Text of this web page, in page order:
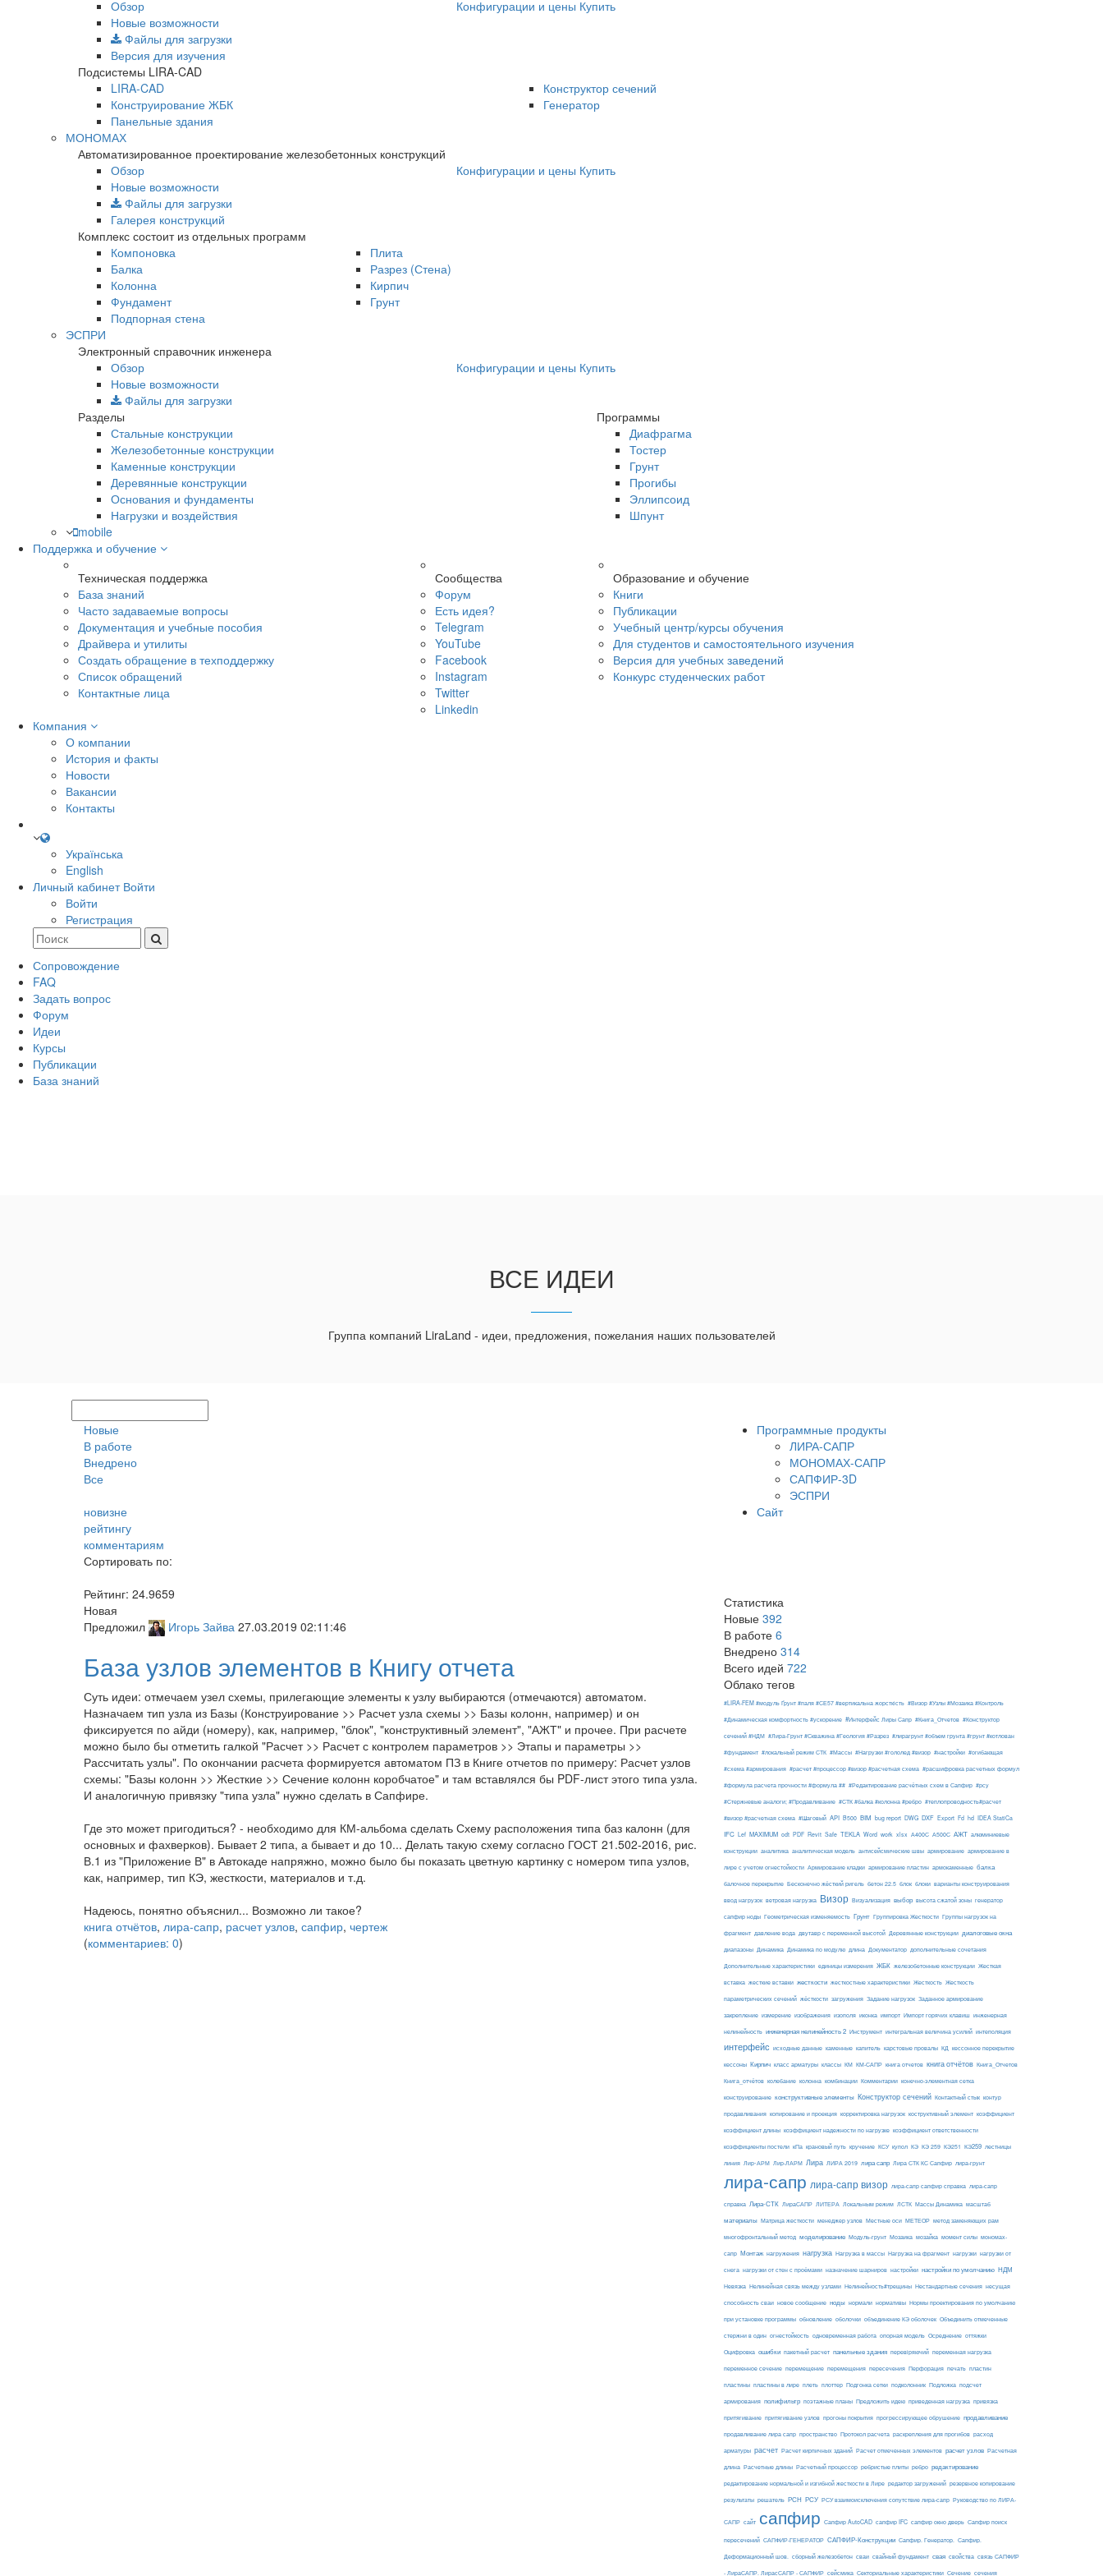
Обзор
Новые возможности
Файлы для загрузки
Версия для изучения
Конфигурации и цены Купить
Подсистемы LIRA-CAD
LIRA-CAD
Конструирование ЖБК
Панельные здания
Конструктор сечений
Генератор
МОНОМАХ
Автоматизированное проектирование железобетонных конструкций
Обзор
Новые возможности
Файлы для загрузки
Галерея конструкций
Конфигурации и цены Купить
Комплекс состоит из отдельных программ
Компоновка
Балка
Колонна
Фундамент
Подпорная стена
Плита
Разрез (Стена)
Кирпич
Грунт
ЭСПРИ
Электронный справочник инженера
Обзор
Новые возможности
Файлы для загрузки
Конфигурации и цены Купить
Разделы
Программы
Стальные конструкции
Железобетонные конструкции
Каменные конструкции
Деревянные конструкции
Основания и фундаменты
Нагрузки и воздействия
Диафрагма
Тостер
Грунт
Прогибы
Эллипсоид
Шпунт
mobile
Поддержка и обучение
Техническая поддержка
База знаний
Часто задаваемые вопросы
Документация и учебные пособия
Драйвера и утилиты
Создать обращение в техподдержку
Список обращений
Контактные лица
Сообщества
Форум
Есть идея?
Telegram
YouTube
Facebook
Instagram
Twitter
Linkedin
Образование и обучение
Книги
Публикации
Учебный центр/курсы обучения
Для студентов и самостоятельного изучения
Версия для учебных заведений
Конкурс студенческих работ
Компания
О компании
История и факты
Новости
Вакансии
Контакты
Українська
English
Личный кабинет Войти
Войти
Регистрация
Сопровождение
FAQ
Задать вопрос
Форум
Идеи
Курсы
Публикации
База знаний
ВСЕ ИДЕИ
Группа компаний LiraLand - идеи, предложения, пожелания наших пользователей
Новые
В работе
Внедрено
Все
новизне
рейтингу
комментариям
Сортировать по:
Рейтинг: 24.9659
Новая
Предложил
Игорь Зайва 27.03.2019 02:11:46
База узлов элементов в Книгу отчета
Суть идеи: отмечаем узел схемы, прилегающие элементы к узлу выбираются (отмечаются) автоматом.
Назначаем тип узла из Базы (Конструирование >> Расчет узла схемы >> Базы колонн, например) и он
фиксируется по айди (номеру), как, например, "блок", "конструктивный элемент", "АЖТ" и прочее. При расчете
можно было бы отметить галкой "Расчет >> Расчет с контролем параметров >> Этапы и параметры >>
Рассчитать узлы". По окончании расчета формируется автоматом ПЗ в Книге отчетов по примеру: Расчет узлов
схемы: "Базы колонн >> Жесткие >> Сечение колонн коробчатое" и там вставлялся бы PDF-лист этого типа узла.
И аналогичную привязку "типа узла" нужно сделать в Сапфире.
Где это может пригодиться? - необходимо для КМ-альбома сделать Схему расположения типа баз калонн (для
основных и фахверков). Бывает 2 типа, а бывает и до 10... Делать такую схему согласно ГОСТ 21.502-2016, рис.
В.1 из "Приложение В" в Автокаде напряжно, можно было бы показать цветную картинку с номером типа узлов,
как, например, тип КЭ, жесткости, материалов и т.д.
Надеюсь, понятно объяснил... Возможно ли такое?
книга отчётов, лира-сапр, расчет узлов, сапфир, чертеж
(комментариев: 0)
Программные продукты
ЛИРА-САПР
МОНОМАХ-САПР
САПФИР-3D
ЭСПРИ
Сайт
Статистика
Новые 392
В работе 6
Внедрено 314
Всего идей 722
Облако тегов
#LIRA-FEM #модуль Ґрунт #паля #СЕ57 #вертикальна жорсткість #Визор #Узлы #Мозаика #Контроль
#Динамическая комфортность #ускорение #Интерфейс Лиры Сапр #Книга_Отчетов #Конструктор
сечений #НДМ #Лира-Грунт #Скважина #Геология #Разрез #лирагрунт #объем грунта #грунт #котлован
#фундамент #локальный режим СТК #Массы #Нагрузки #гололед #визор #настройки #огибающая
#схема #армирования #расчет #процессор #визор #расчетная схема #расшифровка расчетных формул
#формула расчета прочности #формула ## #Редактирование расчётных схем в Сапфир #рсу
#Стержневые аналоги; #Продавливание #СТК #балка #колонна #ребро #теплопроводность#расчет
#визор #расчетная схема #Шаговый API B500 BIM bug report DWG DXF Export Fd hd IDEA StatiCa
IFC Lef MAXIMUM odt PDF Revit Safe TEKLA Word work xlsx А400С А500С АЖТ алюминиевые
конструкции аналитика аналитическая модель антисейсмические швы армирование армирование в
лире с учетом огнестойкости Армирование кладки армирование пластин армокаменные балка
балочное перекрытие Бесконечно жёсткий ригель бетон 22.5 блок блоки варианты конструирования
ввод нагрузок ветровая нагрузка Визор Визуализация выбор высота сжатой зоны генератор
сапфир ноды Геометрическая изменяемость Грунт Группировка Жесткости Группы нагрузок на
фрагмент давление вода двутавр с переменной высотой Деревянные конструкции диалоговые окна
диапазоны Динамика Динамика по модулю длина Документатор дополнительные сочетания
Дополнительные характеристики единицы измерения ЖБК железобетонные конструкции Жесткая
вставка жесткие вставки жесткости жесткостные характеристики Жесткость Жесткость
параметрических сечений жёсткости загружения Задание нагрузок Заданное армирование
закрепление измерение изображения изополя иконка импорт Импорт горячих клавиш инженерная
нелинейность инженерная нелинейность 2 Инструмент интегральная величина усилий интеполяция
интерфейс исходные данные каменные капитель карстовые провалы КД кессонное перекрытие
кессоны Кирпич класс арматуры классы КМ КМ-САПР книга отчетов книга отчётов Книга_Отчетов
Книга_отчётов колебание колонна комбинации Комментарии конечно-элементная сетка
конструирование конструктивные элементы Конструктор сечений Контактный стык контур
продавливания копирование и проекция корректировка нагрузок коструктивный элемент коэффициент
коэффициент длины коэффициент надежности по нагрузке коэффициент ответственности
коэффициенты постели кПа крановый путь кручение КСУ купол КЭ КЭ 259 КЭ251 КЭ259 лестницы
линия Лир-АРМ Лир-ЛАРМ Лира ЛИРА 2019 лира сапр Лира СТК КС Сапфир лира-грунт
лира-сапр лира-сапр визор лира-сапр сапфир справка лира-сапр
справка Лира-СТК ЛираСАПР ЛИТЕРА Локальным режим ЛСТК Массы Динамика масштаб
материалы Матрица жесткости менеджер узлов Местные оси МЕТЕОР метод заменяющих рам
многофронтальный метод моделирование Модуль-грунт Мозаика мозайка момент силы мономах-
сапр Монтаж нагружения нагрузка Нагрузка в массы Нагрузка на фрагмент нагрузки нагрузки от
снега нагрузки от стен с проёмами назначение шарниров настройки настройки по умолчанию НДМ
Невязка Нелинейная связь между узлами Нелинейность#трещины Нестандартные сечения несущая
способность сваи новое сообщение ноды нормали нормативы Нормы проектирования по умолчанию
при установке программы обновление оболочки объединение КЭ оболочек Объединить отмеченные
стержни в один огнестойкость одновременная работа опорная модель Осреднение оттяжки
Оцифровка ошибки пакетный расчет панельные здания перевіряючий переменная нагрузка
переменное сечение перемещение перемещения пересечения Перфорация печать пластин
пластины пластины в лире плеть плоттер Подгонка сетки подколонник Подложка подсчет
армирования полифильтр поэтажные планы Предложить идею приведенная нагрузка привязка
притягивание притягивание узлов прогоны покрытия прогрессирующее обрушение продавливание
продавливание лира сапр пространство Протокол расчета раскрепления для прогибов расход
арматуры расчет Расчет кирпичных зданий Расчет отмеченных элементов расчет узлов Расчетная
длина Расчетные длины Расчетный процессор ребристые плиты ребро редактирование
редактирование нормальной и изгибной жесткости в Лире редактор загружений резервное копирование
результаты решатель РСН РСУ РСУ взаимоисключения сопутствие лира-сапр Руководство по ЛИРА-
САПР сайт сапфир Сапфир AutoCAD сапфир IFC сапфир окно дверь Сапфир поиск
пересечений САПФИР-ГЕНЕРАТОР САПФИР-Конструкции Сапфир. Генератор. Сапфир.
Деформационный шов. сборный железобетон сваи свайный фундамент свая свойства связь САПФИР
- ЛираСАПР. ЛирасСАПР - САПФИР сейсмика Секториальные характеристики Сечение сечения